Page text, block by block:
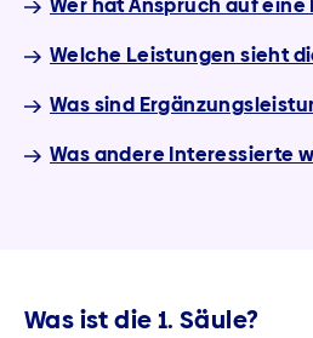
Wer hat Anspruch auf eine
Welche Leistungen sieht
Was sind
Was andere Interessierte
Was ist die 1. Säule?